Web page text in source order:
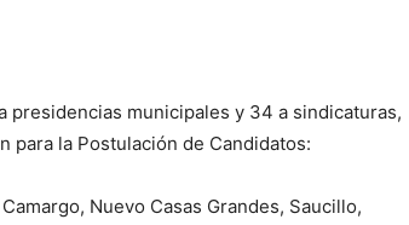
presidencias municipales y 34 a sindicaturas,
la Postulación de Candidatos:
Nuevo Casas Grandes, Saucillo,